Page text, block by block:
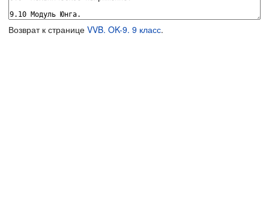
Возврат к странице VVB. OK-9. 9 класс.